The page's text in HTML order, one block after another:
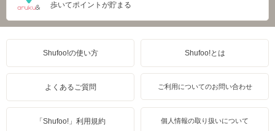
歩いてポイントが貯まる
Shufoo!の使い方 Shufoo!とは
よくあるご質問 ご利用についてのお問い合わせ
「Shufoo!」利用規約 個人情報の取り扱いについて